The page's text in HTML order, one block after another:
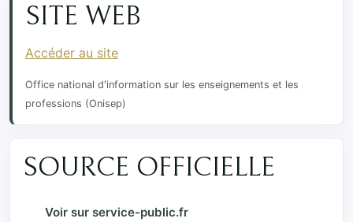
SITE WEB
Accéder au site
Office national d'information sur les enseignements et les
professions (Onisep)
SOURCE OFFICIELLE
Voir sur service-public.fr